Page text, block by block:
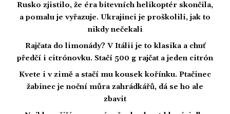
Rusko zjistilo, že éra bitevních helikoptér skončila,
a pomalu je vyřazuje. Ukrajinci je proškolili, jak to
nikdy nečekali
Rajčata do limonády? V Itálii je to klasika a chuť
předčí i citrónovku. Stačí 500 g rajčat a jeden citrón
Kvete i v zimě a stačí mu kousek kořínku. Ptačinec
žabinec je noční můra zahrádkářů, dá se ho ale
zbavit